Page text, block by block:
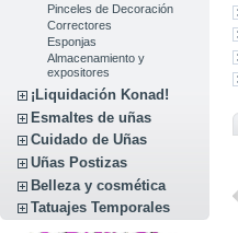
Pinceles de Decoración
Correctores
Esponjas
Almacenamiento y
expositores
¡Liquidación Konad!
Esmaltes de uñas
Cuidado de Uñas
Uñas Postizas
Belleza y cosmética
Tatuajes Temporales